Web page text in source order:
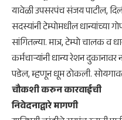
यावेळी उपसरपंच संजय पाटील,
सदस्यांनी टेम्पोमधील धान्यांच्या
सांगितल्या. मात्र, टेम्पो चालक व
कर्मचाऱ्यांनी धान्य रेशन
पडेल, म्हणून धूम ठोकली.
चौकशी करुन कारवाईची
निवेदनाद्वारे मागणी